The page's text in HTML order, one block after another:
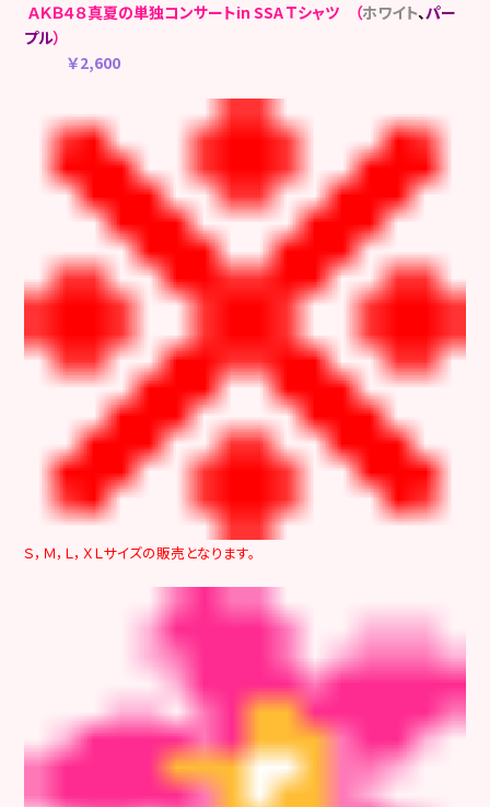
ＡＫＢ４８真夏の単独コンサートin SSA Ｔシャツ （ホワイト、パー
プル）
￥2,600
Ｓ，Ｍ，Ｌ，ＸＬサイズの販売となります。